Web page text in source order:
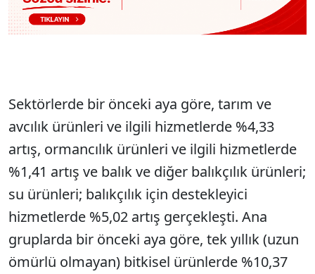
Sektörlerde bir önceki aya göre, tarım ve
avcılık ürünleri ve ilgili hizmetlerde %4,33
artış, ormancılık ürünleri ve ilgili hizmetlerde
%1,41 artış ve balık ve diğer balıkçılık ürünleri;
su ürünleri; balıkçılık için destekleyici
hizmetlerde %5,02 artış gerçekleşti. Ana
gruplarda bir önceki aya göre, tek yıllık (uzun
ömürlü olmayan) bitkisel ürünlerde %10,37